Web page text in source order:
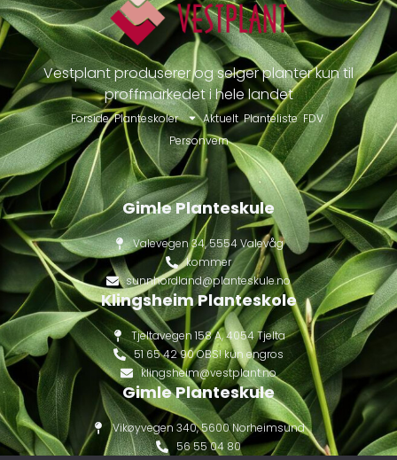
Vestplant produserer og selger planter kun til
proffmarkedet i hele landet
Forside Planteskoler Aktuelt Planteliste FDV
Personvern
Gimle Planteskule
Valevegen 34, 5554 Valevåg
kommer
sunnhordland@planteskule.no
Klingsheim Planteskole
Tjeltavegen 158 A, 4054 Tjelta
51 65 42 90 OBS! kun engros
klingsheim@vestplant.no
Gimle Planteskule
Vikøyvegen 340, 5600 Norheimsund
56 55 04 80